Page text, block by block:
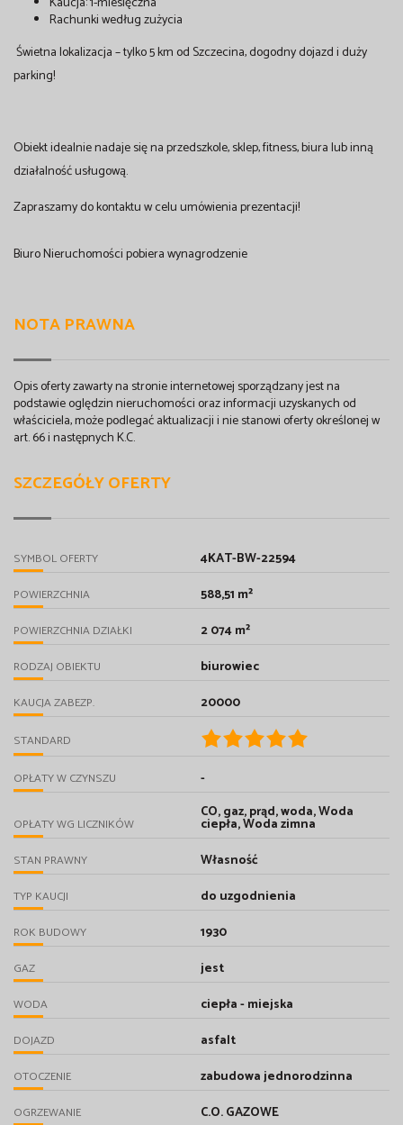
Rachunki według zużycia
Świetna lokalizacja – tylko 5 km od Szczecina, dogodny dojazd i duży
parking!
Obiekt idealnie nadaje się na przedszkole, sklep, fitness, biura lub inną
działalność usługową.
Zapraszamy do kontaktu w celu umówienia prezentacji!
Biuro Nieruchomości pobiera wynagrodzenie
NOTA PRAWNA
Opis oferty zawarty na stronie internetowej sporządzany jest na
podstawie oględzin nieruchomości oraz informacji uzyskanych od
właściciela, może podlegać aktualizacji i nie stanowi oferty określonej w
art. 66 i następnych K.C.
SZCZEGÓŁY OFERTY
SYMBOL OFERTY 4KAT-BW-22594
POWIERZCHNIA 588,51 m²
POWIERZCHNIA DZIAŁKI 2 074 m²
RODZAJ OBIEKTU biurowiec
KAUCJA ZABEZP. 20000
STANDARD
OPŁATY W CZYNSZU -
OPŁATY WG LICZNIKÓW
CO, gaz, prąd, woda, Woda
ciepła, Woda zimna
STAN PRAWNY Własność
TYP KAUCJI do uzgodnienia
ROK BUDOWY 1930
GAZ jest
WODA ciepła - miejska
DOJAZD asfalt
OTOCZENIE zabudowa jednorodzinna
OGRZEWANIE C.O. GAZOWE